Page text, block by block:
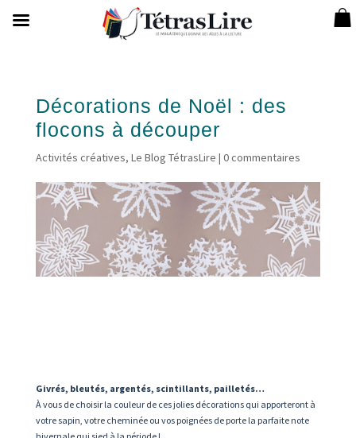
Décorations de Noël : des
flocons à découper
Activités créatives, Le Blog TétrasLire | 0 commentaires
Givrés, bleutés, argentés, scintillants, pailletés…
À vous de choisir la couleur de ces jolies décorations qui apporteront à
votre sapin, votre cheminée ou vos poignées de porte la parfaite note